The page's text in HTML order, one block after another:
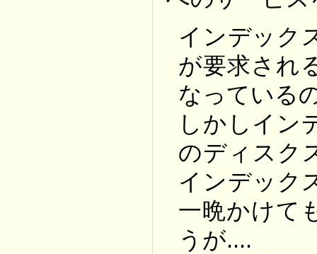
インデック
が要求され
なっている
しかしイン
のディスク
インデック
一晩かけて
うが....